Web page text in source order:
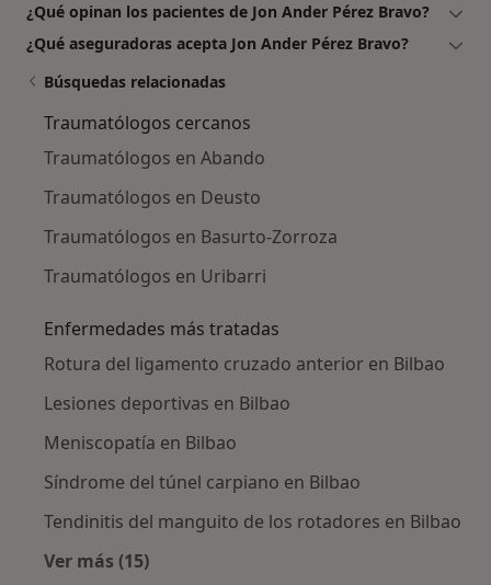
¿Qué opinan los pacientes de Jon Ander Pérez Bravo?
¿Qué aseguradoras acepta Jon Ander Pérez Bravo?
Búsquedas relacionadas
Traumatólogos cercanos
Traumatólogos en Abando
Traumatólogos en Deusto
Traumatólogos en Basurto-Zorroza
Traumatólogos en Uribarri
Enfermedades más tratadas
Rotura del ligamento cruzado anterior en Bilbao
Lesiones deportivas en Bilbao
Meniscopatía en Bilbao
Síndrome del túnel carpiano en Bilbao
Tendinitis del manguito de los rotadores en Bilbao
Ver más (15)